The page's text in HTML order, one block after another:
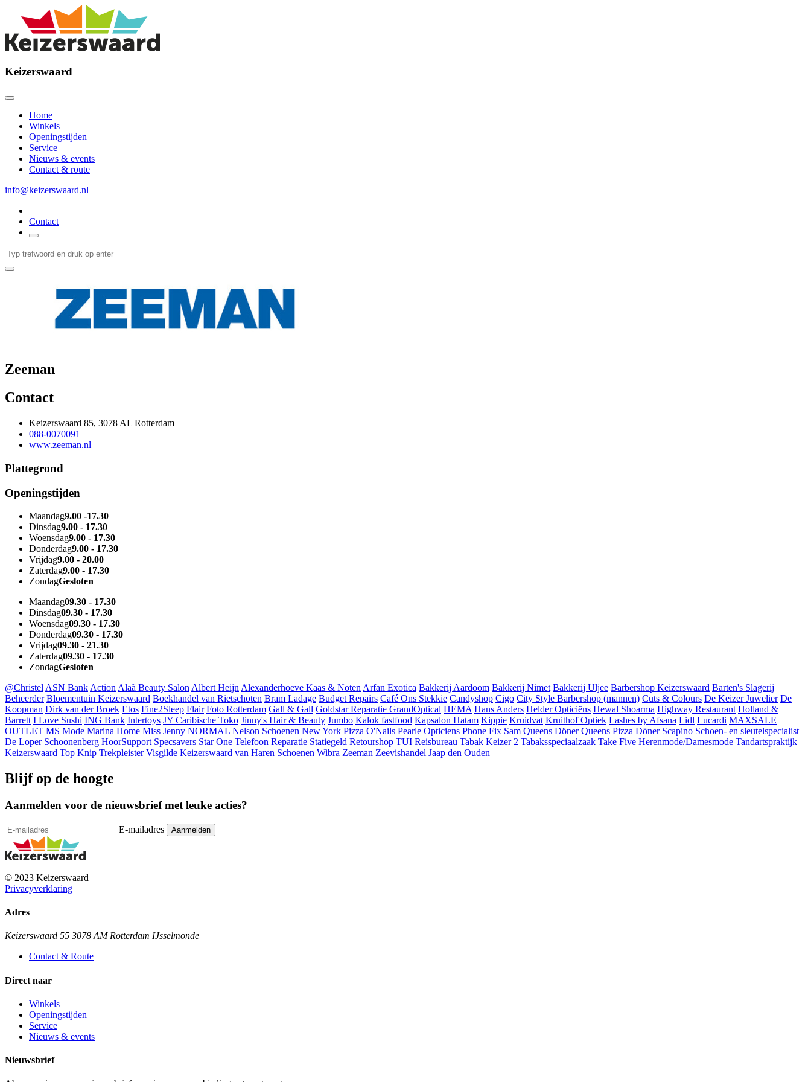
Keizerswaard
Home
Winkels
Openingstijden
Service
Nieuws & events
Contact & route
info@keizerswaard.nl
Contact
Zeeman
Contact
Keizerswaard 85, 3078 AL Rotterdam
088-0070091
www.zeeman.nl
Plattegrond
Openingstijden
Maandag9.00 -17.30
Dinsdag9.00 - 17.30
Woensdag9.00 - 17.30
Donderdag9.00 - 17.30
Vrijdag9.00 - 20.00
Zaterdag9.00 - 17.30
ZondagGesloten
Maandag09.30 - 17.30
Dinsdag09.30 - 17.30
Woensdag09.30 - 17.30
Donderdag09.30 - 17.30
Vrijdag09.30 - 21.30
Zaterdag09.30 - 17.30
ZondagGesloten
@Christel ASN Bank Action Alaã Beauty Salon Albert Heijn Alexanderhoeve Kaas & Noten Arfan Exotica Bakkerij Aardoom Bakkerij Nimet Bakkerij Uljee Barbershop Keizerswaard Barten's Slagerij
Beheerder Bloementuin Keizerswaard Boekhandel van Rietschoten Bram Ladage Budget Repairs Café Ons Stekkie Candyshop Cigo City Style Barbershop (mannen) Cuts & Colours De Keizer Juwelier De
Koopman Dirk van der Broek Etos Fine2Sleep Flair Foto Rotterdam Gall & Gall Goldstar Reparatie GrandOptical HEMA Hans Anders Helder Opticiëns Hewal Shoarma Highway Restaurant Holland &
Barrett I Love Sushi ING Bank Intertoys JY Caribische Toko Jinny's Hair & Beauty Jumbo Kalok fastfood Kapsalon Hatam Kippie Kruidvat Kruithof Optiek Lashes by Afsana Lidl Lucardi MAXSALE
OUTLET MS Mode Marina Home Miss Jenny NORMAL Nelson Schoenen New York Pizza O'Nails Pearle Opticiens Phone Fix Sam Queens Döner Queens Pizza Döner Scapino Schoen- en sleutelspecialist
De Loper Schoonenberg HoorSupport Specsavers Star One Telefoon Reparatie Statiegeld Retourshop TUI Reisbureau Tabak Keizer 2 Tabaksspeciaalzaak Take Five Herenmode/Damesmode Tandartspraktijk
Keizerswaard Top Knip Trekpleister Visgilde Keizerswaard van Haren Schoenen Wibra Zeeman Zeevishandel Jaap den Ouden
Blijf op de hoogte
Aanmelden voor de nieuwsbrief met leuke acties?
E-mailadres
© 2023 Keizerswaard
Privacyverklaring
Adres
Keizerswaard 55 3078 AM Rotterdam IJsselmonde
Contact & Route
Direct naar
Winkels
Openingstijden
Service
Nieuws & events
Nieuwsbrief